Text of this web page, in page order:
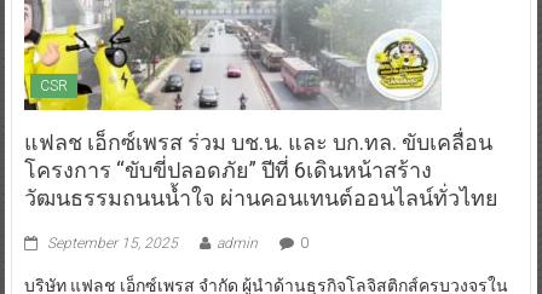
CSR
แฟลช เอ็กซ์เพรส ร่วม บช.น. และ บก.ทล. ขับเคลื่อน
โครงการ “ขับขี่ปลอดภัย” ปีที่ 6เดินหน้าสร้าง
วัฒนธรรมถนนน้ำใจ ผ่านคอนเทนต์ออนไลน์ทั่วไทย
September 15, 2025 admin 0
บริษัท แฟลช เอ็กซ์เพรส จำกัด ผู้นำด้านธุรกิจโลจิสติกส์ครบวงจรใน